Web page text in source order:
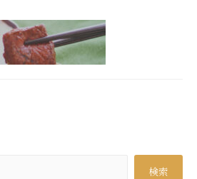
検索